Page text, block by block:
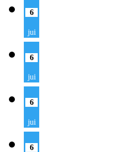
6
jui
6
jui
6
jui
6